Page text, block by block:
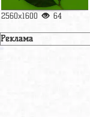
2560x1600 64
Реклама